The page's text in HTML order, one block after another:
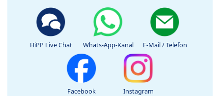
HiPP Live Chat Whats-App-Kanal E-Mail / Telefon
Facebook Instagram